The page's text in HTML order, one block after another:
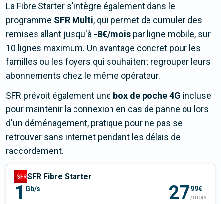
La Fibre Starter s'intègre également dans le
programme SFR Multi, qui permet de cumuler des
remises allant jusqu'à -8€/mois par ligne mobile, sur
10 lignes maximum. Un avantage concret pour les
familles ou les foyers qui souhaitent regrouper leurs
abonnements chez le même opérateur.
SFR prévoit également une box de poche 4G incluse
pour maintenir la connexion en cas de panne ou lors
d'un déménagement, pratique pour ne pas se
retrouver sans internet pendant les délais de
raccordement.
SFR Fibre Starter
1 Gb/s 2799€
/mois